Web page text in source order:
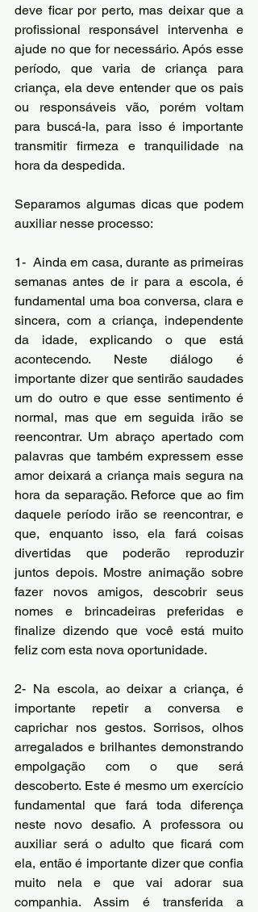
deve ficar por perto, mas deixar que a
profissional responsável intervenha e
ajude no que for necessário. Após esse
período, que varia de criança para
criança, ela deve entender que os pais
ou responsáveis vão, porém voltam
para buscá-la, para isso é importante
transmitir firmeza e tranquilidade na
hora da despedida.
Separamos algumas dicas que podem
auxiliar nesse processo:
1-  Ainda em casa, durante as primeiras
semanas antes de ir para a escola, é
fundamental uma boa conversa, clara e
sincera, com a criança, independente
da idade, explicando o que está
acontecendo. Neste diálogo é
importante dizer que sentirão saudades
um do outro e que esse sentimento é
normal, mas que em seguida irão se
reencontrar. Um abraço apertado com
palavras que também expressem esse
amor deixará a criança mais segura na
hora da separação. Reforce que ao fim
daquele período irão se reencontrar, e
que, enquanto isso, ela fará coisas
divertidas que poderão reproduzir
juntos depois. Mostre animação sobre
fazer novos amigos, descobrir seus
nomes e brincadeiras preferidas e
finalize dizendo que você está muito
feliz com esta nova oportunidade.
2- Na escola, ao deixar a criança, é
importante repetir a conversa e
caprichar nos gestos. Sorrisos, olhos
arregalados e brilhantes demonstrando
empolgação com o que será
descoberto. Este é mesmo um exercício
fundamental que fará toda diferença
neste novo desafio. A professora ou
auxiliar será o adulto que ficará com
ela, então é importante dizer que confia
muito nela e que vai adorar sua
companhia. Assim é transferida a